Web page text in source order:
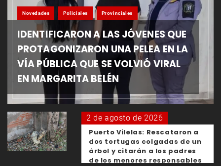
Novedades Policiales Provinciales
IDENTIFICARON A LAS JÓVENES QUE
PROTAGONIZARON UNA PELEA EN LA
VÍA PÚBLICA QUE SE VOLVIÓ VIRAL
EN MARGARITA BELÉN
2 de agosto de 2026
Puerto Vilelas: Rescataron a
dos tortugas colgadas de un
árbol y citarán a los padres
de los menores responsables